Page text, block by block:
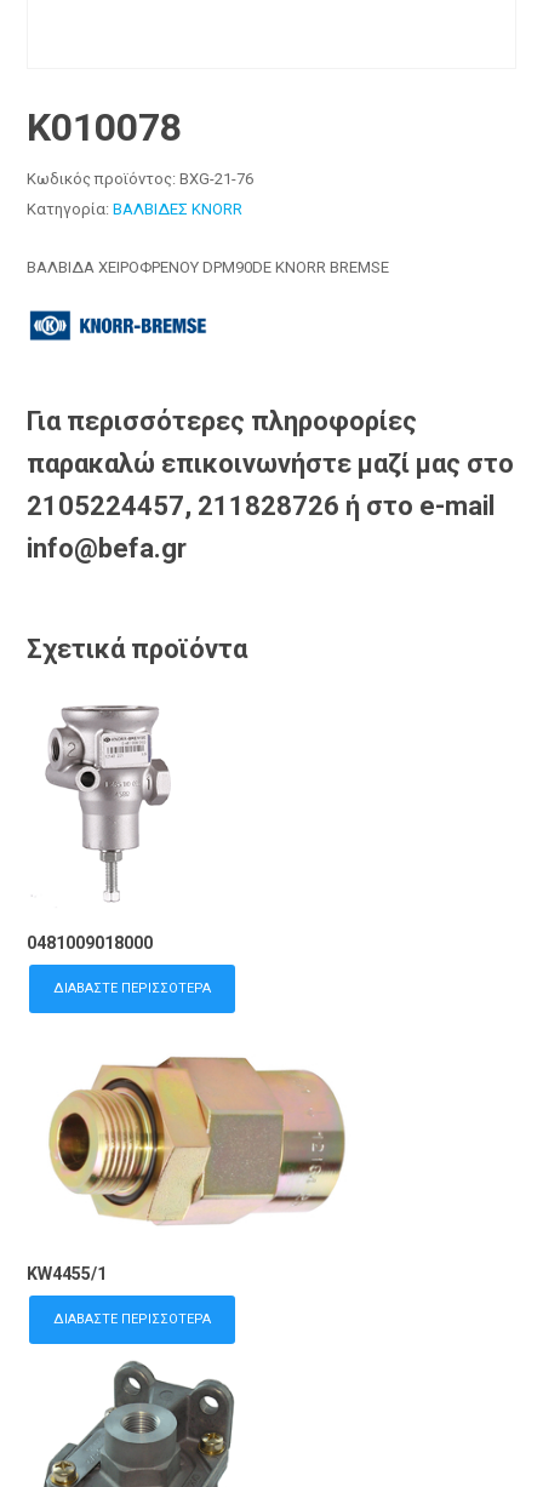
K010078
Κωδικός προϊόντος:BXG-21-76
Κατηγορία:ΒΑΛΒΙΔΕΣ KNORR
ΒΑΛΒΙΔΑ ΧΕΙΡΟΦΡΕΝΟΥ DPM90DE KNORR BREMSE
Για περισσότερες πληροφορίες
παρακαλώ επικοινωνήστε μαζί μας στο
2105224457, 211828726 ή στο e-mail
info@befa.gr
Σχετικά προϊόντα
0481009018000
ΔΙΑΒΆΣΤΕ ΠΕΡΙΣΣΌΤΕΡΑ
KW4455/1
ΔΙΑΒΆΣΤΕ ΠΕΡΙΣΣΌΤΕΡΑ